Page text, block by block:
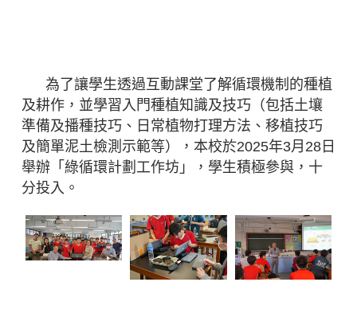
為了讓學生透過互動課堂了解循環機制的種植
及耕作，並學習入門種植知識及技巧（包括土壤
準備及播種技巧、日常植物打理方法、移植技巧
及簡單泥土檢測示範等），本校於2025年3月28日
舉辦「綠循環計劃工作坊」，學生積極參與，十
分投入。